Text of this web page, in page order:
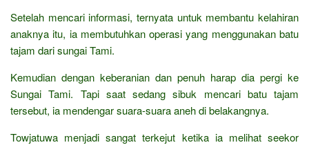
Setelah mencari informasi, ternyata untuk membantu kelahiran
anaknya itu, ia membutuhkan operasi yang menggunakan batu
tajam dari sungai Tami.
Kemudian dengan keberanian dan penuh harap dia pergi ke
Sungai Tami. Tapi saat sedang sibuk mencari batu tajam
tersebut, ia mendengar suara-suara aneh di belakangnya.
Towjatuwa menjadi sangat terkejut ketika ia melihat seekor